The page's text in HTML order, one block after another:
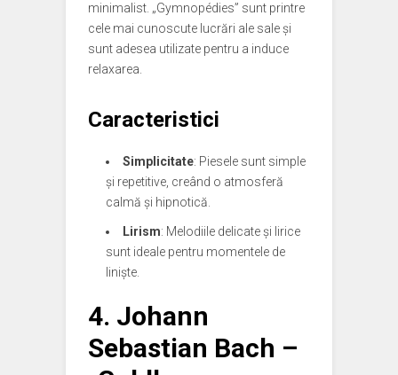
minimalist. „Gymnopédies” sunt printre
cele mai cunoscute lucrări ale sale și
sunt adesea utilizate pentru a induce
relaxarea.
Caracteristici
Simplicitate: Piesele sunt simple
și repetitive, creând o atmosferă
calmă și hipnotică.
Lirism: Melodiile delicate și lirice
sunt ideale pentru momentele de
liniște.
4. Johann
Sebastian Bach –